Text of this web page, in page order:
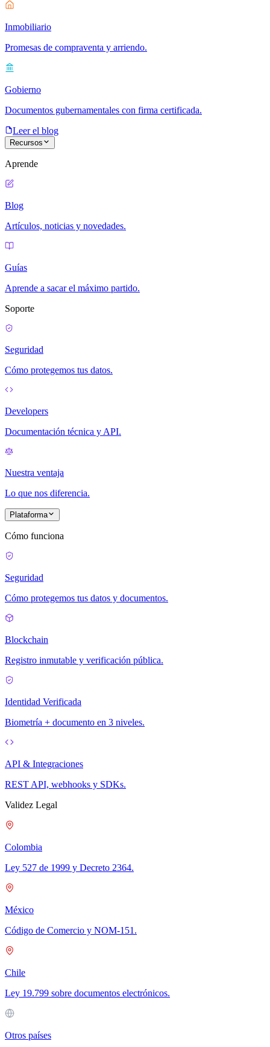
Inmobiliario
Promesas de compraventa y arriendo.
Gobierno
Documentos gubernamentales con firma certificada.
Leer el blog
Recursos
Aprende
Blog
Artículos, noticias y novedades.
Guías
Aprende a sacar el máximo partido.
Soporte
Seguridad
Cómo protegemos tus datos.
Developers
Documentación técnica y API.
Nuestra ventaja
Lo que nos diferencia.
Plataforma
Cómo funciona
Seguridad
Cómo protegemos tus datos y documentos.
Blockchain
Registro inmutable y verificación pública.
Identidad Verificada
Biometría + documento en 3 niveles.
API & Integraciones
REST API, webhooks y SDKs.
Validez Legal
Colombia
Ley 527 de 1999 y Decreto 2364.
México
Código de Comercio y NOM-151.
Chile
Ley 19.799 sobre documentos electrónicos.
Otros países